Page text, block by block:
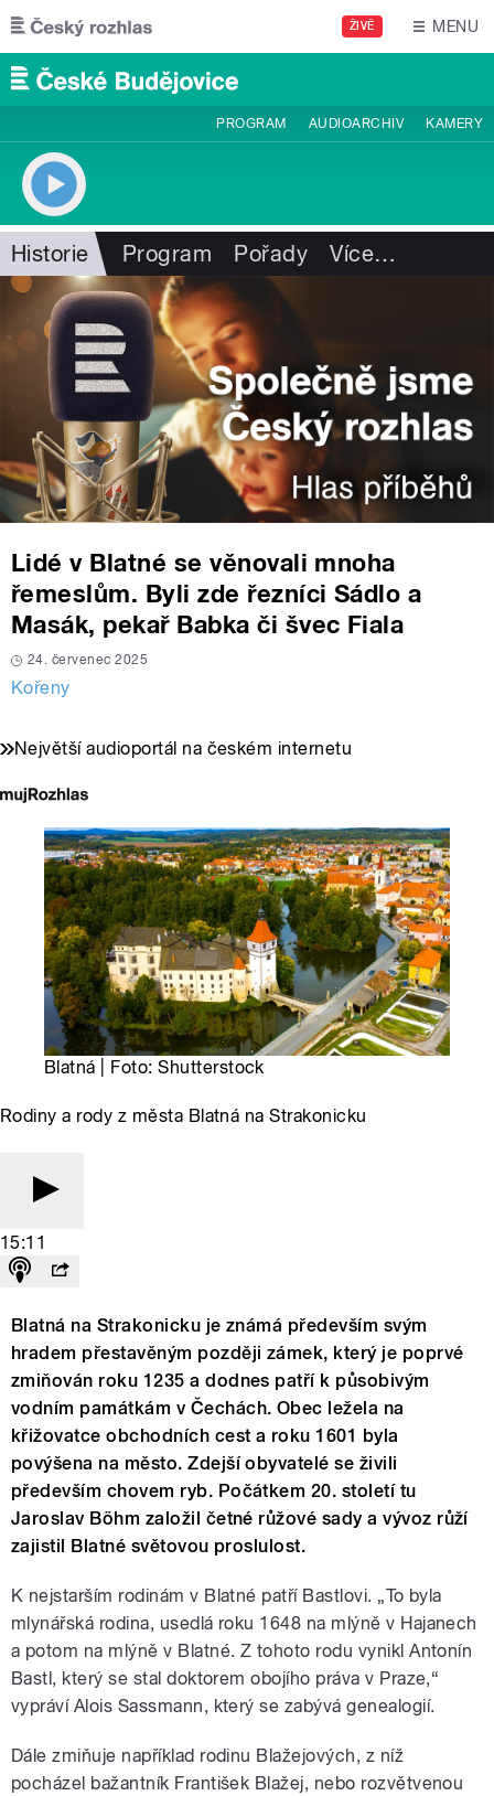
Přejít k hlavnímu obsahu
ŽIVĚ MENU
PROGRAM AUDIOARCHIV KAMERY
Historie Program Pořady Více…
Lidé v Blatné se věnovali mnoha
řemeslům. Byli zde řezníci Sádlo a
Masák, pekař Babka či švec Fiala
24. červenec 2025
Kořeny
Největší audioportál na českém internetu
Blatná | Foto: Shutterstock
Rodiny a rody z města Blatná na Strakonicku
15:11
Blatná na Strakonicku je známá především svým
hradem přestavěným později zámek, který je poprvé
zmiňován roku 1235 a dodnes patří k působivým
vodním památkám v Čechách. Obec ležela na
křižovatce obchodních cest a roku 1601 byla
povýšena na město. Zdejší obyvatelé se živili
především chovem ryb. Počátkem 20. století tu
Jaroslav Böhm založil četné růžové sady a vývoz růží
zajistil Blatné světovou proslulost.
K nejstarším rodinám v Blatné patří Bastlovi. „To byla
mlynářská rodina, usedlá roku 1648 na mlýně v Hajanech
a potom na mlýně v Blatné. Z tohoto rodu vynikl Antonín
Bastl, který se stal doktorem obojího práva v Praze,“
vypráví Alois Sassmann, který se zabývá genealogií.
Dále zmiňuje například rodinu Blažejových, z níž
pocházel bažantník František Blažej, nebo rozvětvenou